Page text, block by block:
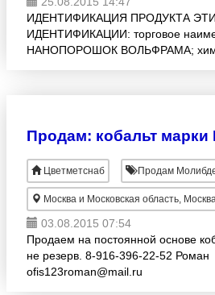
ИДЕНТИФИКАЦИЯ ПРОДУКТА
ИДЕНТИФИКАЦИИ: торговое
НАНОПОРОШОК ВОЛЬФРАМА;
аргона и
Продам: кобальт марки
Цветметснаб Продам
Москва и Московская область,
03.08.2015 07:54
Продаем на постоянной основе
не резерв. 8-916-396-22-52 Роман
ofis123roman@mail.ru